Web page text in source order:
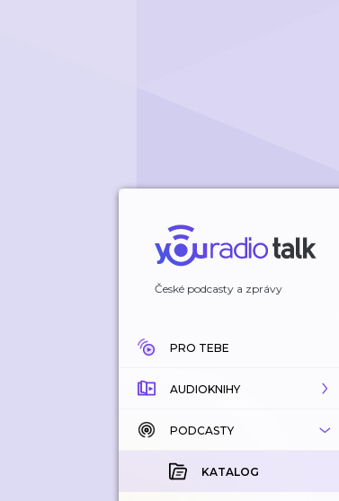
České podcasty a zprávy
PRO TEBE
AUDIOKNIHY
KATALOG
KOUPENÉ
PODCASTY
KATALOG